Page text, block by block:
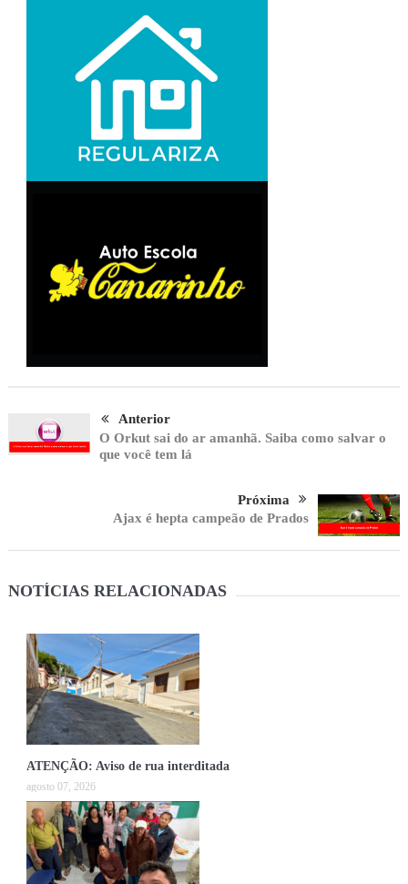
Anterior
O Orkut sai do ar amanhã. Saiba como salvar o
que você tem lá
Próxima
Ajax é hepta campeão de Prados
NOTÍCIAS RELACIONADAS
ATENÇÃO: Aviso de rua interditada
agosto 07, 2026